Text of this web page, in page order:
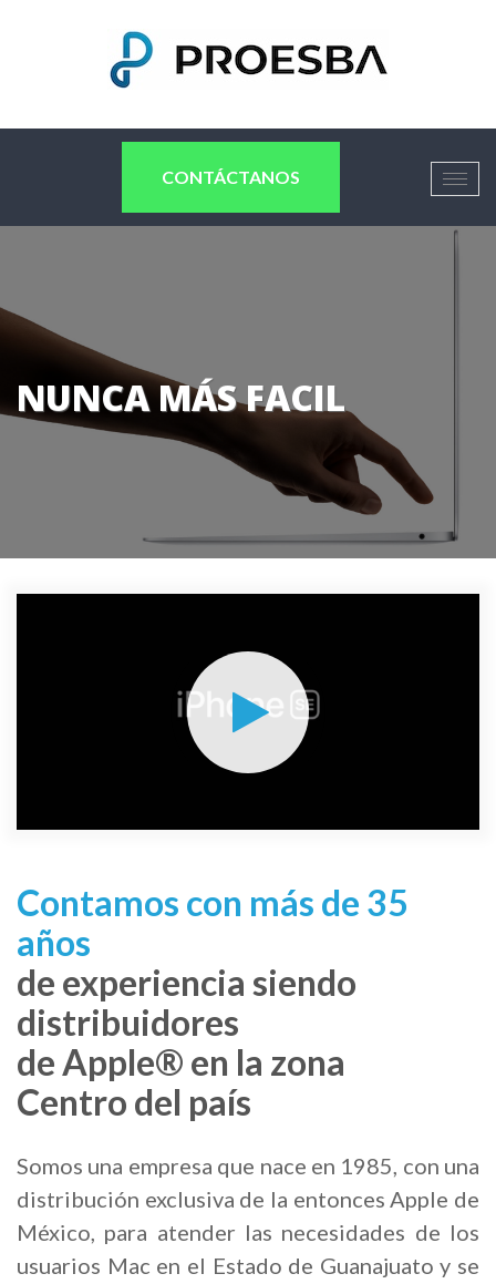
CONTÁCTANOS
NUNCA MÁS FACIL
Contamos con más de 35
años
de experiencia siendo
distribuidores
de Apple® en la zona
Centro del país
Somos una empresa que nace en 1985, con una
distribución exclusiva de la entonces Apple de
México, para atender las necesidades de los
usuarios Mac en el Estado de Guanajuato y se